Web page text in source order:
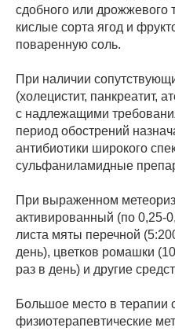
сдобного или дрожжевого
кислые сорта ягод и
поваренную соль.
При наличии
(холецистит, панкреатит,
с надлежащими
период обострений
антибиотики широкого
сульфаниламидные
При выраженном
активированный (по 0,25-
листа мяты перечной
день), цветков ромашки
раз в день) и другие
Большое место в терапии
физиотерапевтические